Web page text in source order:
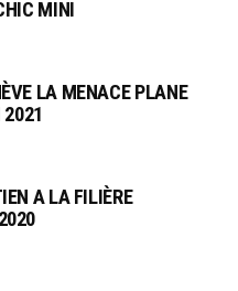
MINI
LA MENACE PLANE
2021
A LA FILIÈRE